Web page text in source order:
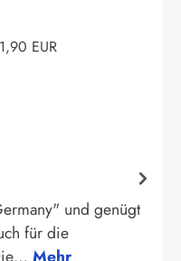
1,90 EUR
und genügt
für die